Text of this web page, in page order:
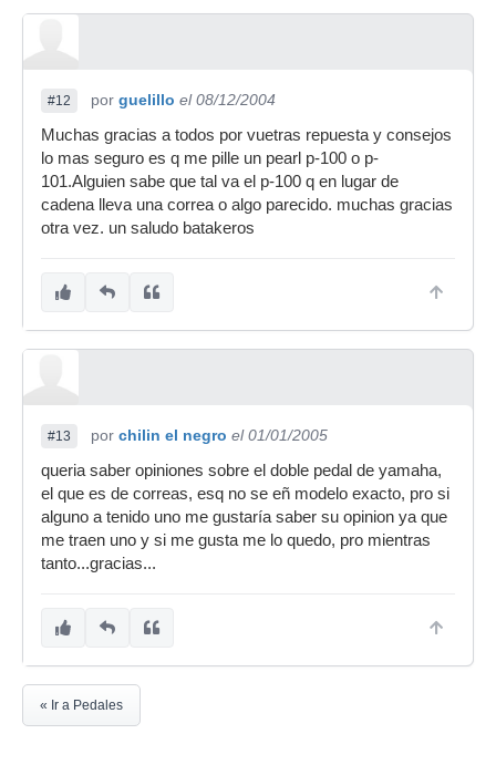
#12 por guelillo el 08/12/2004
Muchas gracias a todos por vuetras repuesta y consejos
lo mas seguro es q me pille un pearl p-100 o p-
101.Alguien sabe que tal va el p-100 q en lugar de
cadena lleva una correa o algo parecido. muchas gracias
otra vez. un saludo batakeros
#13 por chilin el negro el 01/01/2005
queria saber opiniones sobre el doble pedal de yamaha,
el que es de correas, esq no se eñ modelo exacto, pro si
alguno a tenido uno me gustaría saber su opinion ya que
me traen uno y si me gusta me lo quedo, pro mientras
tanto...gracias...
« Ir a Pedales